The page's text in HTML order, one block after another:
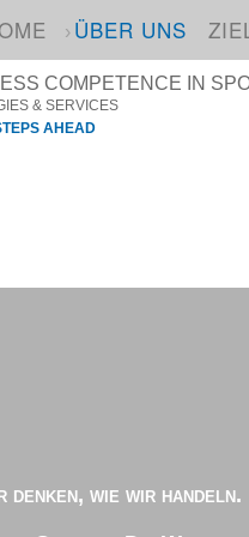
ÜBER UNS
COMPETENCE IN
& SERVICES
AHEAD
wie wir handeln.